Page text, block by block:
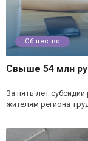
Общество
Свыше 54 млн
За пять лет
жителям региона